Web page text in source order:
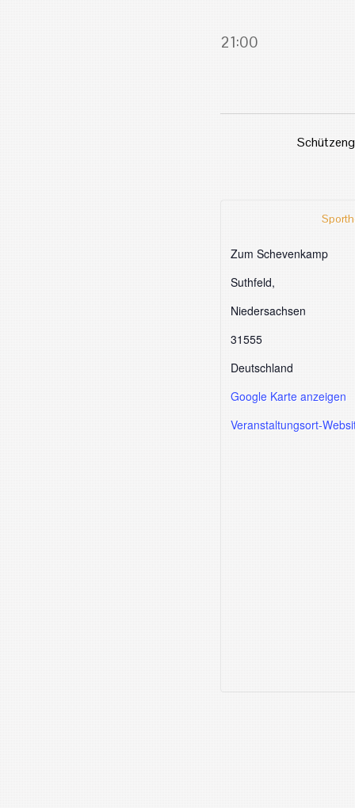
21:00
Zum Schevenkamp
Suthfeld,
Niedersachsen
31555
Deutschland
Google Karte anzeigen
Veranstaltungsort-